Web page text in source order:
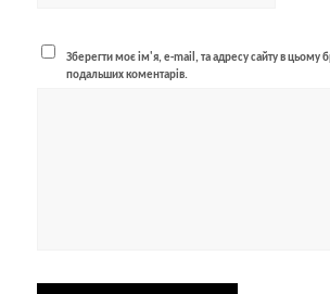
Зберегти моє ім'я, e-mail, та адресу сайту в цьому
подальших коментарів.